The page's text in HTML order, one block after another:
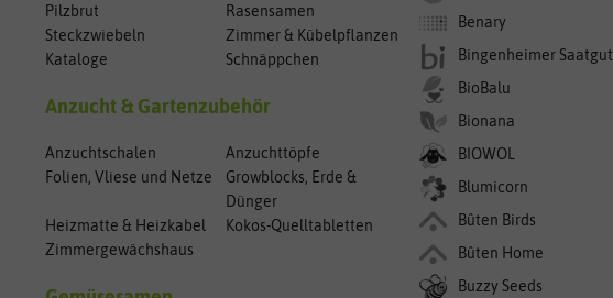
Pilzbrut
Rasensamen
Steckzwiebeln
Zimmer & Kübelpflanzen
Kataloge
Schnäppchen
Anzucht & Gartenzubehör
Anzuchtschalen
Anzuchttöpfe
Folien, Vliese und Netze
Growblocks, Erde &
Dünger
Heizmatte & Heizkabel
Kokos-Quelltabletten
Zimmergewächshaus
Benary
Bingenheimer Saatgut
BioBalu
Bionana
BIOWOL
Blumicorn
Bûten Birds
Bûten Home
Buzzy Seeds